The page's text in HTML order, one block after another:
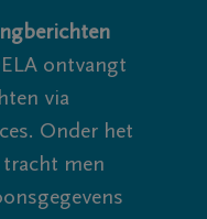
ontvangt
via
Onder het
tracht men